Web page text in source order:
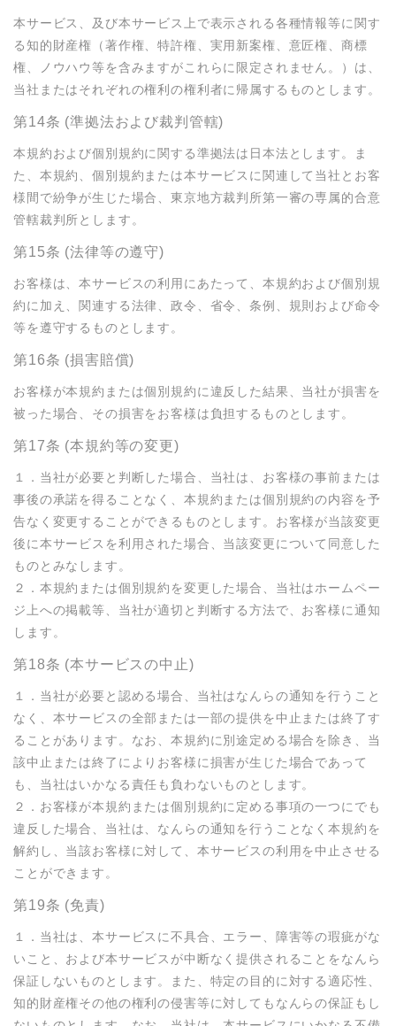
本サービス、及び本サービス上で表示される各種情報等に関す
る知的財産権（著作権、特許権、実用新案権、意匠権、商標
権、ノウハウ等を含みますがこれらに限定されません。）は、
当社またはそれぞれの権利の権利者に帰属するものとします。
第14条 (準拠法および裁判管轄)
本規約および個別規約に関する準拠法は日本法とします。ま
た、本規約、個別規約または本サービスに関連して当社とお客
様間で紛争が生じた場合、東京地方裁判所第一審の専属的合意
管轄裁判所とします。
第15条 (法律等の遵守)
お客様は、本サービスの利用にあたって、本規約および個別規
約に加え、関連する法律、政令、省令、条例、規則および命令
等を遵守するものとします。
第16条 (損害賠償)
お客様が本規約または個別規約に違反した結果、当社が損害を
被った場合、その損害をお客様は負担するものとします。
第17条 (本規約等の変更)
１．当社が必要と判断した場合、当社は、お客様の事前または
事後の承諾を得ることなく、本規約または個別規約の内容を予
告なく変更することができるものとします。お客様が当該変更
後に本サービスを利用された場合、当該変更について同意した
ものとみなします。
２．本規約または個別規約を変更した場合、当社はホームペー
ジ上への掲載等、当社が適切と判断する方法で、お客様に通知
します。
第18条 (本サービスの中止)
１．当社が必要と認める場合、当社はなんらの通知を行うこと
なく、本サービスの全部または一部の提供を中止または終了す
ることがあります。なお、本規約に別途定める場合を除き、当
該中止または終了によりお客様に損害が生じた場合であって
も、当社はいかなる責任も負わないものとします。
２．お客様が本規約または個別規約に定める事項の一つにでも
違反した場合、当社は、なんらの通知を行うことなく本規約を
解約し、当該お客様に対して、本サービスの利用を中止させる
ことができます。
第19条 (免責)
１．当社は、本サービスに不具合、エラー、障害等の瑕疵がな
いこと、および本サービスが中断なく提供されることをなんら
保証しないものとします。また、特定の目的に対する適応性、
知的財産権その他の権利の侵害等に対してもなんらの保証もし